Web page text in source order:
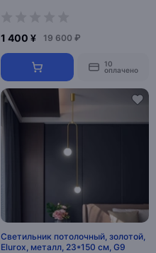
1 400 ¥ 19 600 ₽
10
оплачено
Светильник потолочный, золотой,
Elurox, металл, 23*150 см, G9